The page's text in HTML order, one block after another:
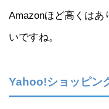
Amazonほど高くはあ
いですね。
Yahoo!ショッピン